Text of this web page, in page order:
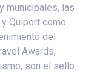
municipales, las
Quiport como
del
Awards,
son el sello